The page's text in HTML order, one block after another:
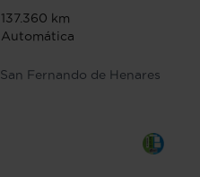
137.360 km
Automática
San Fernando de Henares